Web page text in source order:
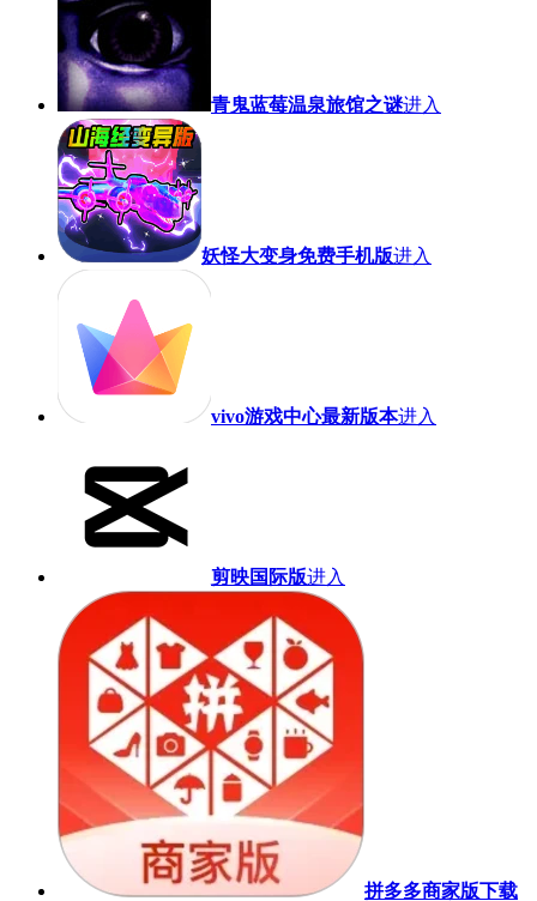
青鬼蓝莓温泉旅馆之谜进入
妖怪大变身免费手机版进入
vivo游戏中心最新版本进入
剪映国际版进入
拼多多商家版下载